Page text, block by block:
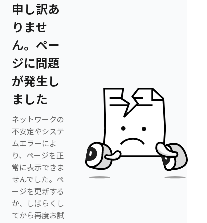
申し訳あ
りませ
ん。ペー
ジに問題
が発生し
ました
ネットワークの
不安定やシステ
ムエラーによ
り、ページを正
常に表示できま
せんでした。ペ
ージを更新する
か、しばらくし
てから再度お試